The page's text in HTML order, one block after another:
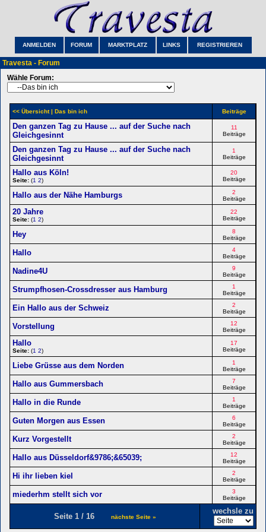
ANMELDEN FORUM MARKTPLATZ LINKS REGISTRIEREN
Travesta - Forum
Wähle Forum:
<< Übersicht| Das bin ich Beiträge
Den ganzen Tag zu Hause ... auf der Suche nach
Gleichgesinnt
11
Beiträge
Den ganzen Tag zu Hause ... auf der Suche nach
Gleichgesinnt
1
Beiträge
Hallo aus Köln!
Seite: (1 2)
20
Beiträge
Hallo aus der Nähe Hamburgs
2
Beiträge
20 Jahre
Seite: (1 2)
22
Beiträge
Hey
8
Beiträge
Hallo
4
Beiträge
Nadine4U
9
Beiträge
Strumpfhosen-Crossdresser aus Hamburg
1
Beiträge
Ein Hallo aus der Schweiz
2
Beiträge
Vorstellung
12
Beiträge
Hallo
Seite: (1 2)
17
Beiträge
Liebe Grüsse aus dem Norden
1
Beiträge
Hallo aus Gummersbach
7
Beiträge
Hallo in die Runde
1
Beiträge
Guten Morgen aus Essen
6
Beiträge
Kurz Vorgestellt
2
Beiträge
Hallo aus Düsseldorf&9786;&65039;
12
Beiträge
Hi ihr lieben kiel
2
Beiträge
miederhm stellt sich vor
3
Beiträge
Seite 1 / 16 nächste Seite »
wechsle zu